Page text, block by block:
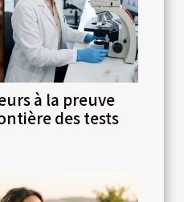
à la preuve
des tests